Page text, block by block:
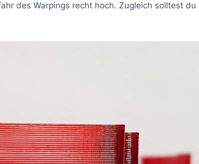
des Warpings recht hoch. Zugleich solltest